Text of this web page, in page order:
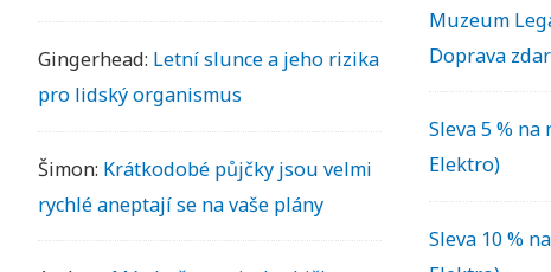
Gingerhead: Letní slunce a jeho rizika
pro lidský organismus
Šimon: Krátkodobé půjčky jsou velmi
rychlé aneptají se na vaše plány
Muzeum
Doprava
Sleva 5 % na
Elektro)
Sleva 10 %